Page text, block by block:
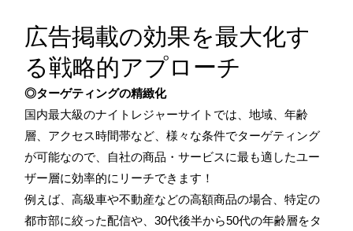
広告掲載の効果を最大化す
る戦略的アプローチ
◎ターゲティングの精緻化
国内最大級のナイトレジャーサイトでは、地域、年齢
層、アクセス時間帯など、様々な条件でターゲティング
が可能なので、自社の商品・サービスに最も適したユー
ザー層に効率的にリーチできます！
例えば、高級車や不動産などの高額商品の場合、特定の
都市部に絞った配信や、30代後半から50代の年齢層をタ